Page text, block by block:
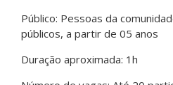
Público: Pessoas da
públicos, a partir de 05 anos
Duração aproximada: 1h